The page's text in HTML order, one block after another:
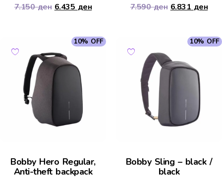
7.150ден 6.435 ден 7.590ден 6.831 ден
10% OFF
Bobby Hero Regular,
Anti-theft backpack
10% OFF
Bobby Sling – black /
black